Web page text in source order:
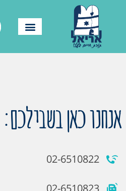
אנחנו כאן בשבילכם:
02-6510822